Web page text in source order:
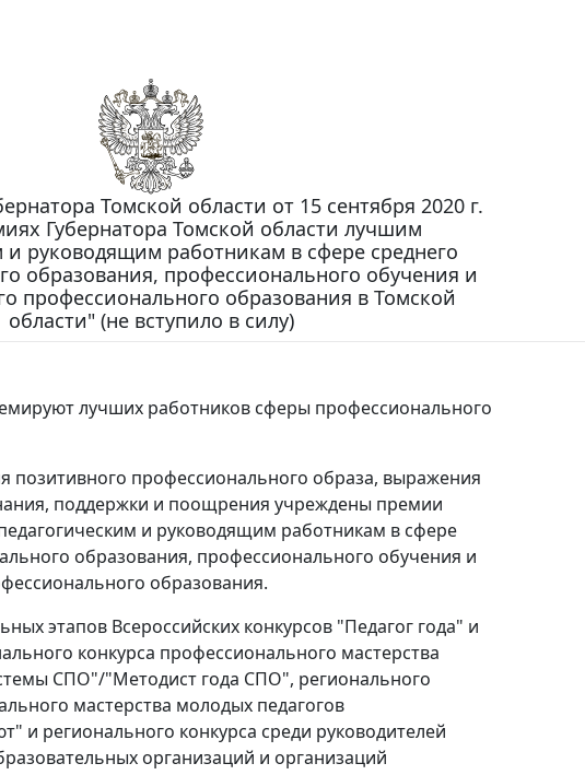
Томской области от 15 сентября 2020 г.
Губернатора Томской области лучшим
и руководящим работникам в сфере среднего
образования, профессионального обучения и
профессионального образования в Томской
области" (не вступило в силу)
лучших работников сферы профессионального
позитивного профессионального образа, выражения
поддержки и поощрения учреждены премии
и руководящим работникам в сфере
образования, профессионального обучения и
образования.
этапов Всероссийских конкурсов "Педагог года" и
конкурса профессионального мастерства
СПО"/"Методист года СПО", регионального
мастерства молодых педагогов
и регионального конкурса среди руководителей
организаций и организаций